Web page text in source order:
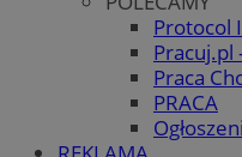
Protocol
Pracuj.pl
Praca
PRACA